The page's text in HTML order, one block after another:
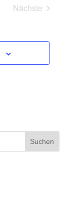
Navigation
Nächste